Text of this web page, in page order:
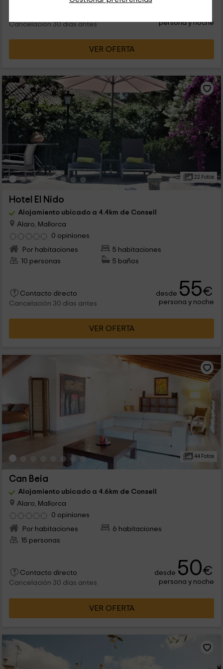
Cancelación 30 días antes
persona y noche
VER OFERTA
22 Fotos
Hotel El Nido
Alojamiento ubicado a 4.4km de Consell
Alaro, Mallorca
0 opiniones
Por habitaciones
5 habitaciones
10 personas
5 baños
Contacto directo
Cancelación 30 días antes
desde 55€
persona y noche
VER OFERTA
44 Fotos
Can Beia
Alojamiento ubicado a 4.6km de Consell
Alaro, Mallorca
0 opiniones
Por habitaciones
6 habitaciones
15 personas
Contacto directo
Cancelación 30 días antes
desde 50€
persona y noche
VER OFERTA